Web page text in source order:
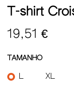
T-shirt
19,51 €
TAMANHO
L XL